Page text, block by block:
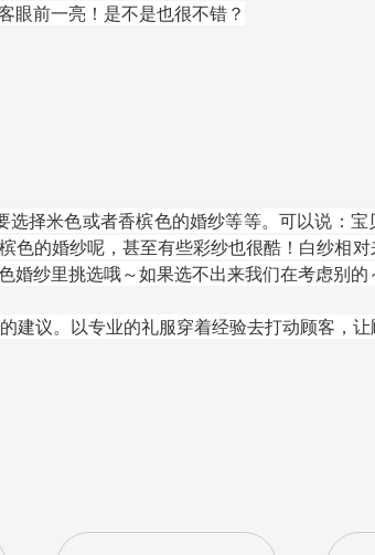
眼前一亮！是不是也很不错？
选择米色或者香槟色的婚纱等等。可以说：
色的婚纱呢，甚至有些彩纱也很酷！白纱相对
婚纱里挑选哦～如果选不出来我们在考虑别的
建议。以专业的礼服穿着经验去打动顾客，